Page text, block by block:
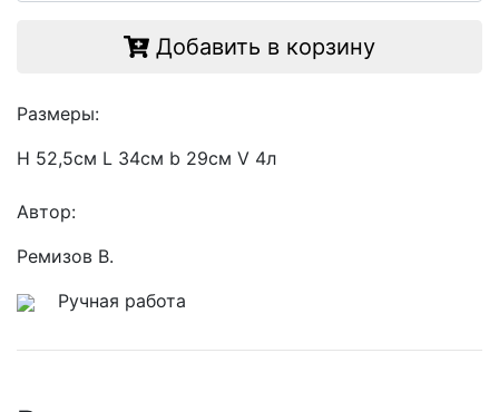
Добавить в корзину
Размеры:
H 52,5см L 34см b 29см V 4л
Автор:
Ремизов В.
Ручная работа